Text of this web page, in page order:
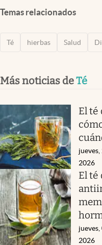
Temas relacionados
Té hierbas Salud
Más noticias deTé
El té
2026
El té
2026